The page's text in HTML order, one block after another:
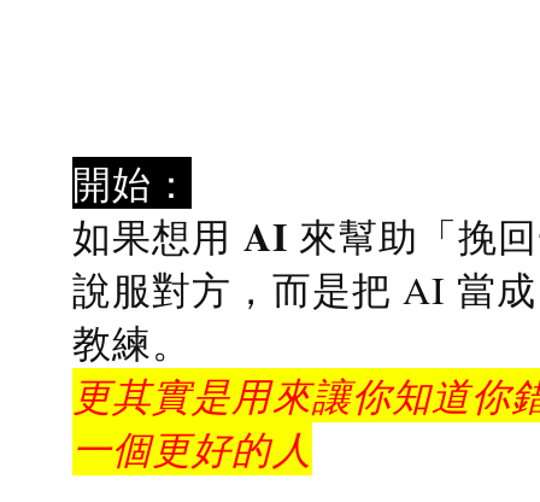
開始：
如果想用 AI 來幫助「挽
說服對方，而是把 AI 當
教練。
更其實是用來讓你知道你
一個更好的人